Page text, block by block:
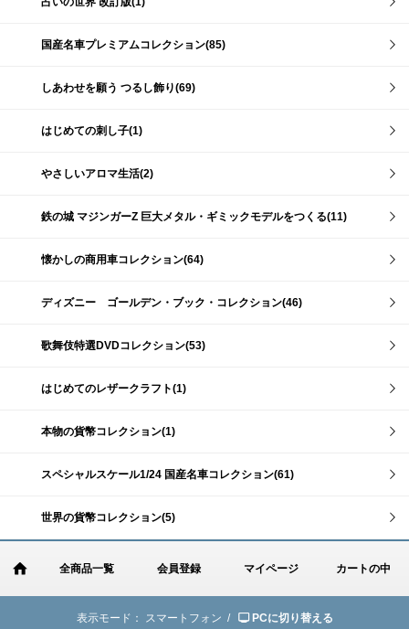
国産名車プレミアムコレクション(85)
しあわせを願う つるし飾り(69)
はじめての刺し子(1)
やさしいアロマ生活(2)
鉄の城 マジンガーZ 巨大メタル・ギミックモデルをつくる(11)
懐かしの商用車コレクション(64)
ディズニー ゴールデン・ブック・コレクション(46)
歌舞伎特選DVDコレクション(53)
はじめてのレザークラフト(1)
本物の貨幣コレクション(1)
スペシャルスケール1/24 国産名車コレクション(61)
世界の貨幣コレクション(5)
全商品一覧 会員登録 マイページ カートの中
表示モード： スマートフォン / PCに切り替える